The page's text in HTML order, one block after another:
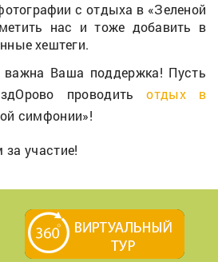
с отдыха в «Зеленой
нас и тоже добавить в
хештеги.
Ваша поддержка! Пусть
проводитьотдых в
симфонии»!
участие!